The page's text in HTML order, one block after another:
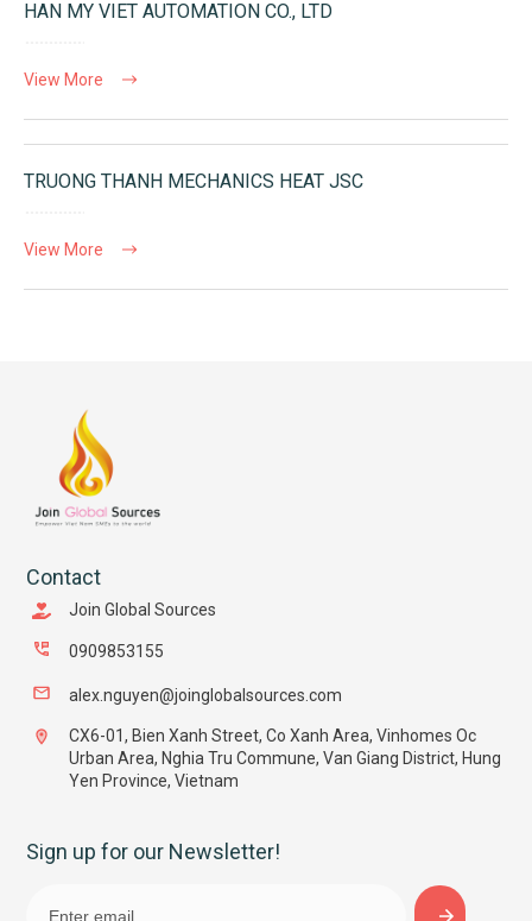
HAN MY VIET AUTOMATION CO., LTD
View More
TRUONG THANH MECHANICS HEAT JSC
View More
Contact
Join Global Sources
0909853155
alex.nguyen@joinglobalsources.com
CX6-01, Bien Xanh Street, Co Xanh Area, Vinhomes Oc
Urban Area, Nghia Tru Commune, Van Giang District, Hung
Yen Province, Vietnam
Sign up for our Newsletter!